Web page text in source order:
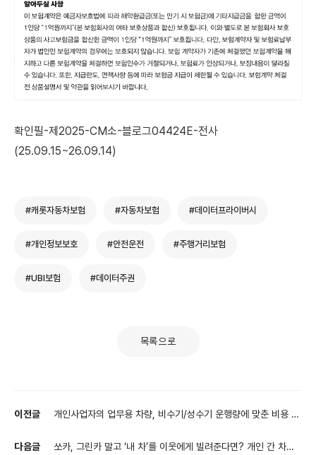
확인필-제2025-CM소-블로그04424E-전사
(25.09.15~26.09.14)
#캐롯자동차보험 #자동차보험 #데이터프라이버시
#개인정보보호 #안전운전 #주행거리보험
#UBI보험 #데이터주권
목록으로
이전글
개인사업자의 업무용 차량, 비수기/성수기 운행량에 맞춘 비용 최
다음글
쏘카, 그린카 말고 ‘내 차’를 이웃에게 빌려준다면? 개인 간 차량